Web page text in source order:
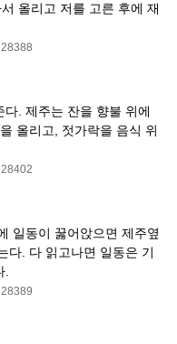
올리고 저를 고른 후에 재
28388
. 제주는 잔을 향불 위에
올리고, 젓가락을 음식 위
28402
일동이 꿇어앉으면 제주옆
다. 다 읽고나면 일동은 기
.
28389